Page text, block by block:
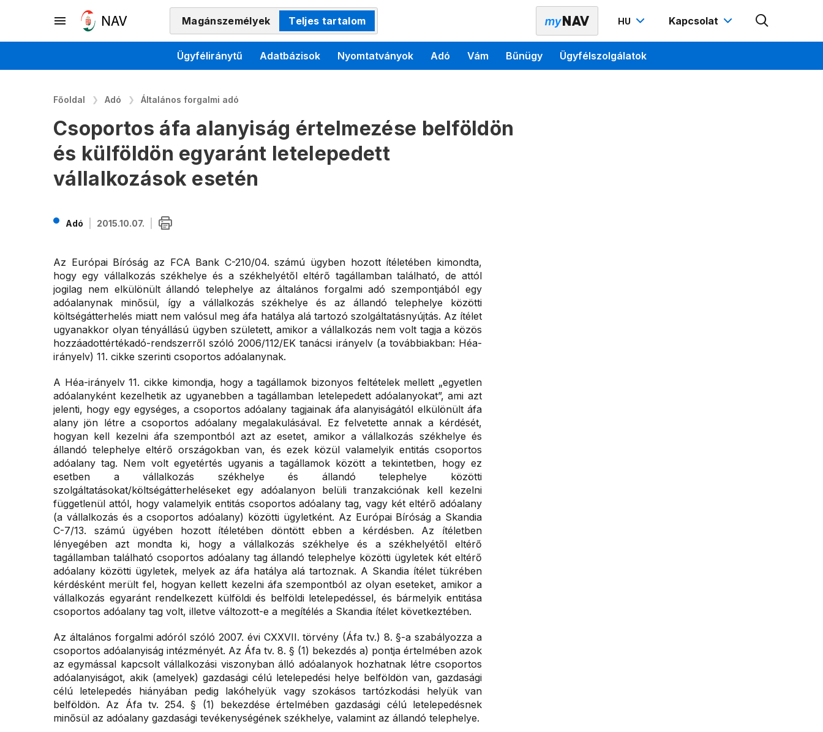
Magánszemélyek Teljes tartalom HU Kapcsolat
Ügyféliránytű Adatbázisok Nyomtatványok Adó Vám Bűnügy Ügyfélszolgálatok
Főoldal Adó Általános forgalmi adó
Csoportos áfa alanyiság értelmezése belföldön
és külföldön egyaránt letelepedett
vállalkozások esetén
Adó 2015.10.07.
Az Európai Bíróság az FCA Bank C-210/04. számú ügyben hozott ítéletében kimondta,
hogy egy vállalkozás székhelye és a székhelyétől eltérő tagállamban található, de attól
jogilag nem elkülönült állandó telephelye az általános forgalmi adó szempontjából egy
adóalanynak minősül, így a vállalkozás székhelye és az állandó telephelye közötti
költségátterhelés miatt nem valósul meg áfa hatálya alá tartozó szolgáltatásnyújtás. Az ítélet
ugyanakkor olyan tényállású ügyben született, amikor a vállalkozás nem volt tagja a közös
hozzáadottértékadó-rendszerről szóló 2006/112/EK tanácsi irányelv (a továbbiakban: Héa-
irányelv) 11. cikke szerinti csoportos adóalanynak.
A Héa-irányelv 11. cikke kimondja, hogy a tagállamok bizonyos feltételek mellett „egyetlen
adóalanyként kezelhetik az ugyanebben a tagállamban letelepedett adóalanyokat”, ami azt
jelenti, hogy egy egységes, a csoportos adóalany tagjainak áfa alanyiságától elkülönült áfa
alany jön létre a csoportos adóalany megalakulásával. Ez felvetette annak a kérdését,
hogyan kell kezelni áfa szempontból azt az esetet, amikor a vállalkozás székhelye és
állandó telephelye eltérő országokban van, és ezek közül valamelyik entitás csoportos
adóalany tag. Nem volt egyetértés ugyanis a tagállamok között a tekintetben, hogy ez
esetben a vállalkozás székhelye és állandó telephelye közötti
szolgáltatásokat/költségátterheléseket egy adóalanyon belüli tranzakciónak kell kezelni
függetlenül attól, hogy valamelyik entitás csoportos adóalany tag, vagy két eltérő adóalany
(a vállalkozás és a csoportos adóalany) közötti ügyletként. Az Európai Bíróság a Skandia
C-7/13. számú ügyében hozott ítéletében döntött ebben a kérdésben. Az ítéletben
lényegében azt mondta ki, hogy a vállalkozás székhelye és a székhelyétől eltérő
tagállamban található csoportos adóalany tag állandó telephelye közötti ügyletek két eltérő
adóalany közötti ügyletek, melyek az áfa hatálya alá tartoznak. A Skandia ítélet tükrében
kérdésként merült fel, hogyan kellett kezelni áfa szempontból az olyan eseteket, amikor a
vállalkozás egyaránt rendelkezett külföldi és belföldi letelepedéssel, és bármelyik entitása
csoportos adóalany tag volt, illetve változott-e a megítélés a Skandia ítélet következtében.
Az általános forgalmi adóról szóló 2007. évi CXXVII. törvény (Áfa tv.) 8. §-a szabályozza a
csoportos adóalanyiság intézményét. Az Áfa tv. 8. § (1) bekezdés a) pontja értelmében azok
az egymással kapcsolt vállalkozási viszonyban álló adóalanyok hozhatnak létre csoportos
adóalanyiságot, akik (amelyek) gazdasági célú letelepedési helye belföldön van, gazdasági
célú letelepedés hiányában pedig lakóhelyük vagy szokásos tartózkodási helyük van
belföldön. Az Áfa tv. 254. § (1) bekezdése értelmében gazdasági célú letelepedésnek
minősül az adóalany gazdasági tevékenységének székhelye, valamint az állandó telephelye.